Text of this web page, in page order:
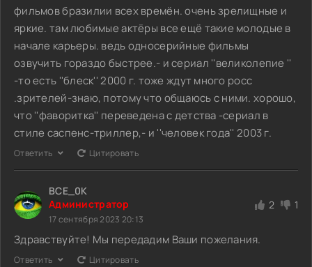
фильмов бразилии всех времён. очень зрелищные и
яркие. там любимые актёры все ещё такие молодые в
начале карьеры. ведь односерийные фильмы
озвучить гораздо быстрее.- и сериал ''великолепие ''
-то есть ''блеск'' 2000 г. тоже ждут много росс
.зрителей-знаю, потому что общаюсь с ними. хорошо,
что ''фаворитка'' переведена с детства -сериал в
стиле саспенс-триллер,- и ''человек года'' 2003 г.
Ответить Цитировать
BCE_0K
Администратор
17 сентября 2023 20:13
2 1
Здравствуйте! Мы передадим Ваши пожелания.
Ответить Цитировать